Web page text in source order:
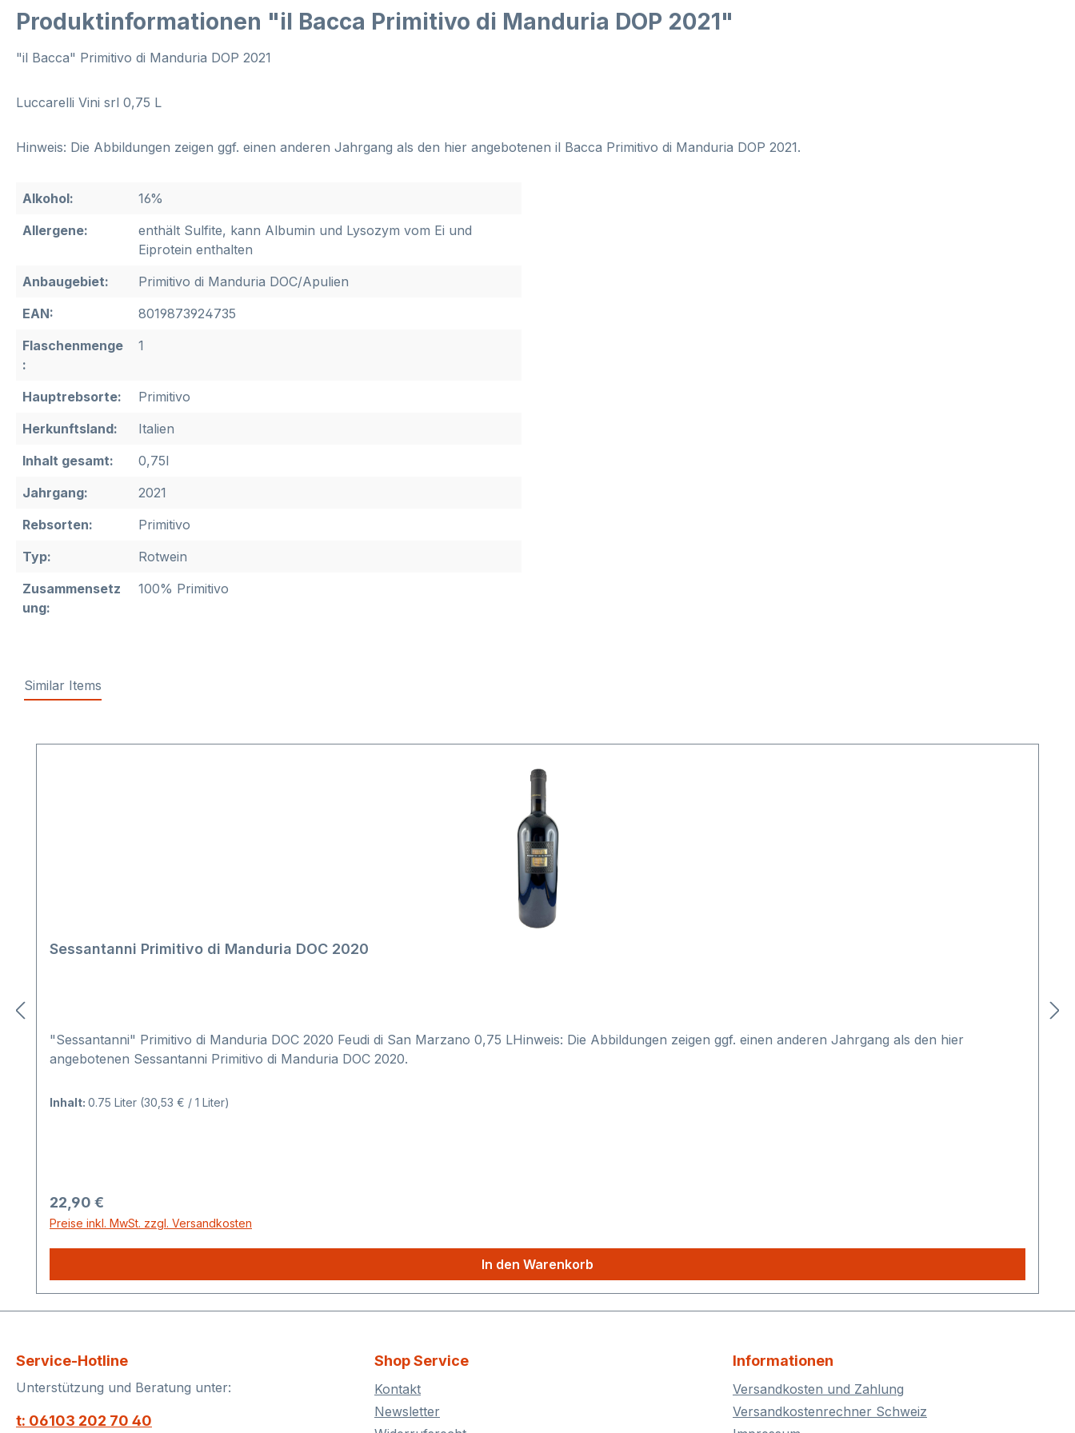
Produktinformationen "il Bacca Primitivo di Manduria DOP 2021"
"il Bacca" Primitivo di Manduria DOP 2021
Luccarelli Vini srl 0,75 L
Hinweis: Die Abbildungen zeigen ggf. einen anderen Jahrgang als den hier angebotenen il Bacca Primitivo di Manduria DOP 2021.
Alkohol:
16%
Allergene:
enthält Sulfite, kann Albumin und Lysozym vom Ei und
Eiprotein enthalten
Anbaugebiet:
Primitivo di Manduria DOC/Apulien
EAN:
8019873924735
Flaschenmenge
:
1
Hauptrebsorte:
Primitivo
Herkunftsland:
Italien
Inhalt gesamt:
0,75l
Jahrgang:
2021
Rebsorten:
Primitivo
Typ:
Rotwein
Zusammensetz
ung:
100% Primitivo
Similar Items
Sessantanni Primitivo di Manduria DOC 2020
"Sessantanni" Primitivo di Manduria DOC 2020 Feudi di San Marzano 0,75 LHinweis: Die Abbildungen zeigen ggf. einen anderen Jahrgang als den hier
angebotenen Sessantanni Primitivo di Manduria DOC 2020.
Inhalt: 0.75 Liter (30,53 € / 1 Liter)
Regulärer Preis:
22,90 €
Preise inkl. MwSt. zzgl. Versandkosten
In den Warenkorb
Service-Hotline
Unterstützung und Beratung unter:
t: 06103 202 70 40
Shop Service
Kontakt
Newsletter
Informationen
Versandkosten und Zahlung
Versandkostenrechner Schweiz